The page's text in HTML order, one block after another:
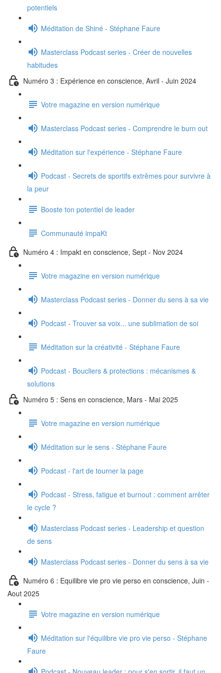
potentiels
Méditation de Shiné - Stéphane Faure
Masterclass Podcast series - Créer de nouvelles
habitudes
Numéro 3 : Expérience en conscience, Avril - Juin 2024
Votre magazine en version numérique
Masterclass Podcast series - Comprendre le burn out
Méditation sur l'expérience - Stéphane Faure
Podcast - Secrets de sportifs extrêmes pour survivre à
la peur
Booste ton potentiel de leader
Communauté impaKt
Numéro 4 : Impakt en conscience, Sept - Nov 2024
Votre magazine en version numérique
Masterclass Podcast series - Donner du sens à sa vie
Podcast - Trouver sa voix... une sublimation de soi
Méditation sur la créativité - Stéphane Faure
Podcast - Boucliers & protections : mécanismes &
solutions
Numéro 5 : Sens en conscience, Mars - Mai 2025
Votre magazine en version numérique
Méditation sur le sens - Stéphane Faure
Podcast - l'art de tourner la page
Podcast - Stress, fatigue et burnout : comment arrêter
le cycle ?
Masterclass Podcast series - Leadership et question
de sens
Masterclass Podcast series - Donner du sens à sa vie
Numéro 6 : Equilibre vie pro vie perso en conscience, Juin -
Aout 2025
Votre magazine en version numérique
Méditation sur l'équilibre vie pro vie perso - Stéphane
Faure